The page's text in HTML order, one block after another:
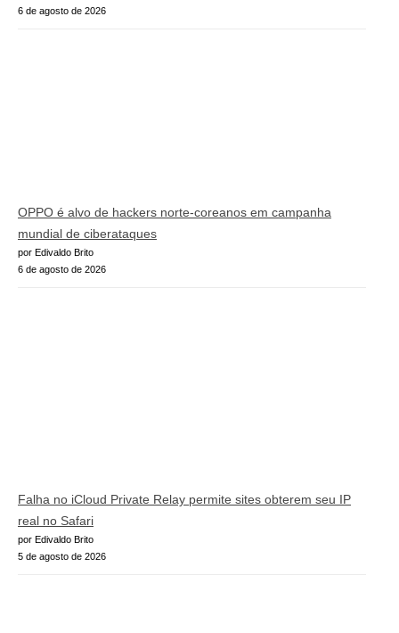
6 de agosto de 2026
OPPO é alvo de hackers norte-coreanos em campanha
mundial de ciberataques
por Edivaldo Brito
6 de agosto de 2026
Falha no iCloud Private Relay permite sites obterem seu IP
real no Safari
por Edivaldo Brito
5 de agosto de 2026